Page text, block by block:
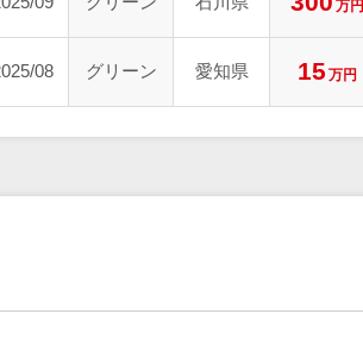
万円
08 グリーン 愛知県 15 万円